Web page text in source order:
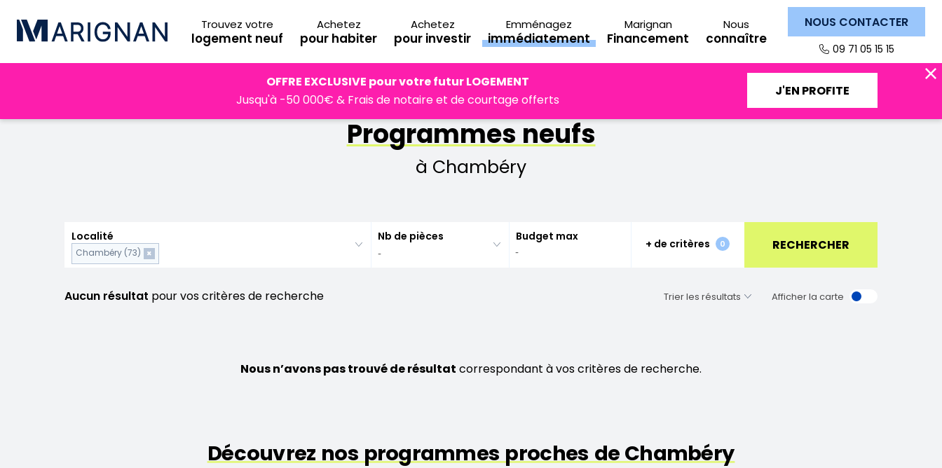
Trouvez votre
logement neuf
Achetez
pour habiter
Achetez
pour investir
Emménagez
immédiatement
Marignan
Financement
Nous
connaître
NOUS CONTACTER
09 71 05 15 15
OFFRE EXCLUSIVE pour votre futur LOGEMENT
Jusqu'à -50 000€ & Frais de notaire et de courtage offerts
J'EN PROFITE
Auvergne-Rhône-Alpes Savoie Chambéry
Programmes neufs
à Chambéry
Localité
×
Chambéry (73)
Nb de pièces Budget max
+ de critères 0
Fermer RECHERCHER
Aucun résultat pour vos critères de recherche Afficher la carte
Nous n’avons pas trouvé de résultat correspondant à vos critères de recherche.
Découvrez nos programmes proches de Chambéry